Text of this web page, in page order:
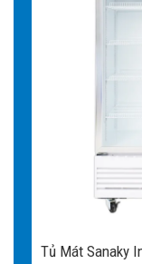
Tủ Mát Sanaky